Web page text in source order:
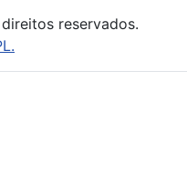
reservados.